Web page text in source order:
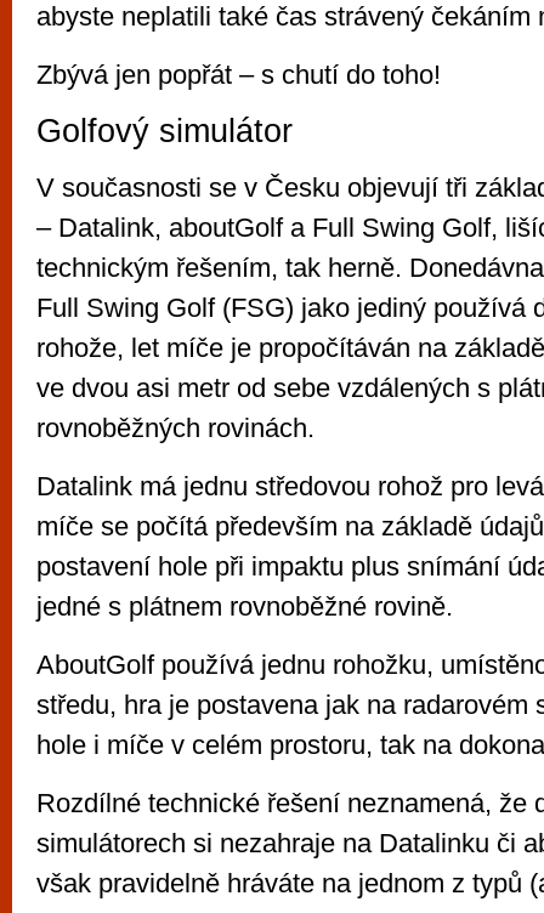
abyste neplatili také čas strávený čekáním
Zbývá jen popřát – s chutí do toho!
Golfový simulátor
V současnosti se v Česku objevují tři
– Datalink, aboutGolf a Full Swing Golf,
technickým řešením, tak herně.
Full Swing Golf (FSG) jako jediný používá
rohože, let míče je propočítáván na
ve dvou asi metr od sebe vzdálených s
rovnoběžných rovinách.
Datalink má jednu středovou rohož pro
míče se počítá především na základě
postavení hole při impaktu plus snímání
jedné s plátnem rovnoběžné rovině.
AboutGolf používá jednu rohožku,
středu, hra je postavena jak na radarovém
hole i míče v celém prostoru, tak na
Rozdílné technické řešení neznamená, že
simulátorech si nezahraje na Datalinku či
však pravidelně hráváte na jednom z typů